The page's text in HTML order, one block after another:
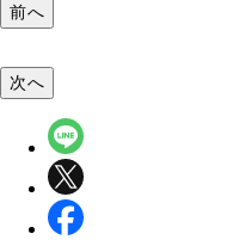
前へ
次へ